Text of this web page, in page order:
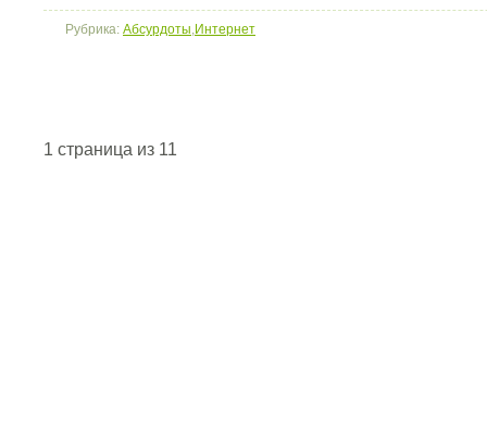
Рубрика: Абсурдоты,Интернет
1 страница из 11